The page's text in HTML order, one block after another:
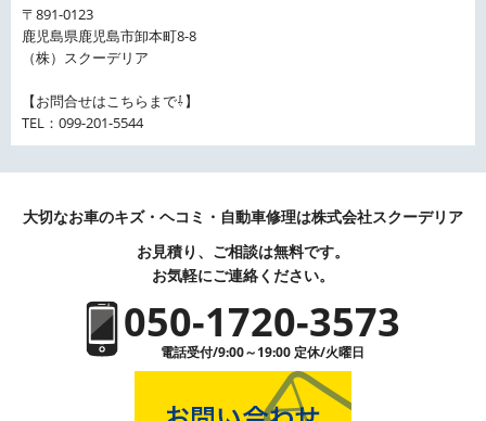
〒891-0123
鹿児島県鹿児島市卸本町8-8
（株）スクーデリア
【お問合せはこちらまで⇩】
TEL：099-201-5544
大切なお車のキズ・ヘコミ・自動車修理は株式会社スクーデリア
お見積り、ご相談は無料です。
お気軽にご連絡ください。
050-1720-3573
電話受付/9:00～19:00 定休/火曜日